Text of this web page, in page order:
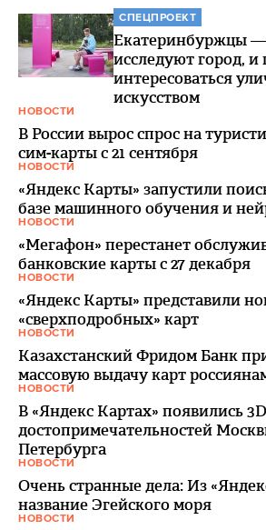
СПЕЦПРОЕКТ
Екатеринбуржцы —
исследуют город, и
интересоваться
искусством
НОВОСТИ
В России вырос спрос на
сим-карты с 21 сентября
НОВОСТИ
«Яндекс Карты» запустили
базе машинного обучения и
НОВОСТИ
«Мегафон» перестанет
банковские карты с 27 декабря
НОВОСТИ
«Яндекс Карты» представили
«сверхподробных» карт
НОВОСТИ
Казахстанский Фридом Банк
массовую выдачу карт
НОВОСТИ
В «Яндекс Картах» появились
достопримечательностей
Петербурга
НОВОСТИ
Очень странные дела: Из
название Эгейского моря
НОВОСТИ